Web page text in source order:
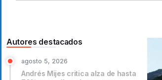
Autores destacados
agosto 5, 2026
Andrés Mijes critica alza de hasta